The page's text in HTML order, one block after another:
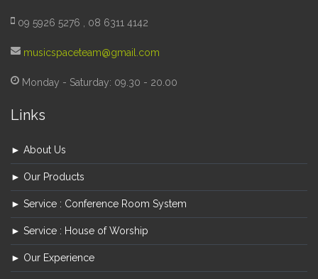
09 5926 5276 , 08 6311 4142
musicspaceteam@gmail.com
Monday - Saturday: 09.30 - 20.00
Links
► About Us
► Our Products
► Service : Conference Room System
► Service : House of Worship
► Our Experience